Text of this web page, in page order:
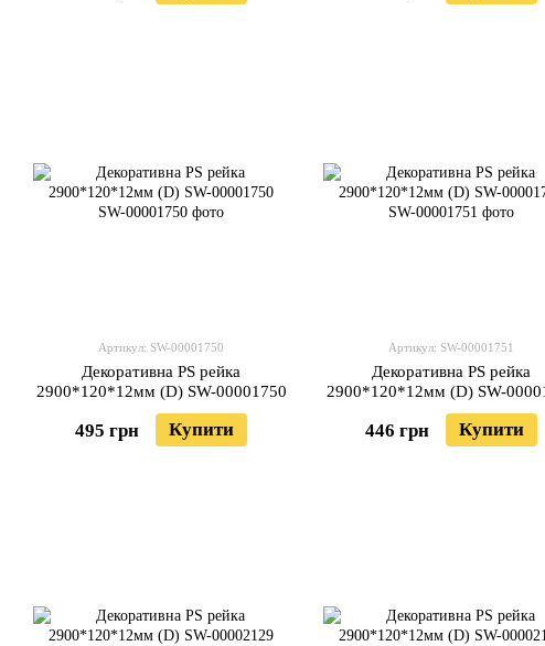
Артикул: SW-00001750
Декоративна PS рейка
2900*120*12мм (D) SW-00001750
495 грн Купити
Артикул: SW-00001751
Декоративна PS рейка
2900*120*12мм (D) SW-
446 грн Купити